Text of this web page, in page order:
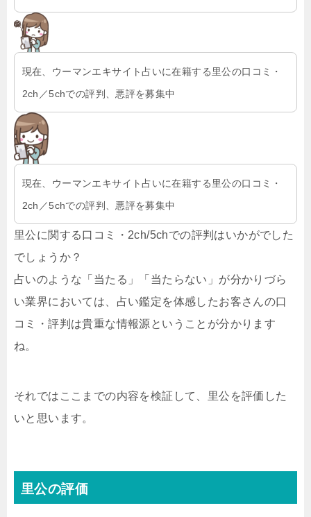
現在、ウーマンエキサイト占いに在籍する里公の口コミ・
2ch／5chでの評判、悪評を募集中
現在、ウーマンエキサイト占いに在籍する里公の口コミ・
2ch／5chでの評判、悪評を募集中
里公に関する口コミ・2ch/5chでの評判はいかがでした
でしょうか？
占いのような「当たる」「当たらない」が分かりづら
い業界においては、占い鑑定を体感したお客さんの口
コミ・評判は貴重な情報源ということが分かります
ね。
それではここまでの内容を検証して、里公を評価した
いと思います。
里公の評価